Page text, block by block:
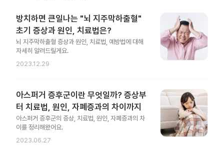
방치하면 큰일나는 "뇌 지주막하출혈"
초기 증상과 원인, 치료법은?
뇌 지주막하출혈 증상과 원인, 치료법, 예방법에 대해
자세히 알려드릴게요.
2023.12.29
아스퍼거 증후군이란 무엇일까? 증상부
터 치료법, 원인, 자폐증과의 차이까지
아스퍼거 증후군의 증상, 치료법, 원인, 자폐증과의 차
이를 정리해왔어요.
2023.06.27